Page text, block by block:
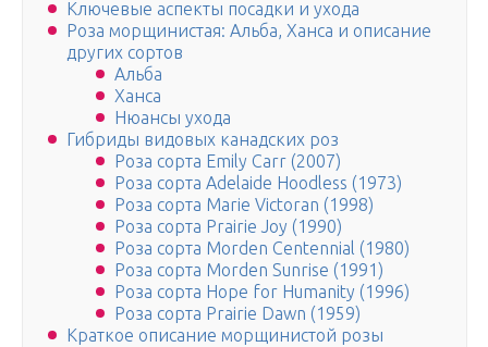
Ключевые аспекты посадки и ухода
Роза морщинистая: Альба, Ханса и описание
других сортов
Альба
Ханса
Нюансы ухода
Гибриды видовых канадских роз
Роза сорта Emily Carr (2007)
Роза сорта Adelaide Hoodless (1973)
Роза сорта Marie Victoran (1998)
Роза сорта Prairie Joy (1990)
Роза сорта Morden Centennial (1980)
Роза сорта Morden Sunrise (1991)
Роза сорта Hope for Humanity (1996)
Роза сорта Prairie Dawn (1959)
Краткое описание морщинистой розы